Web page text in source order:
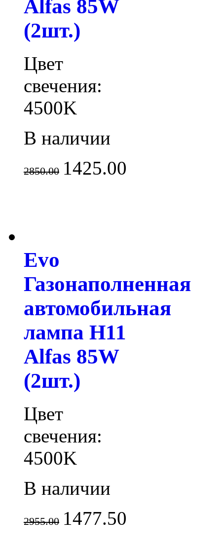
Alfas 85W
(2шт.)
Цвет
свечения:
4500K
В наличии
2850.00 1425.00
Evo
Газонаполненная
автомобильная
лампа H11
Alfas 85W
(2шт.)
Цвет
свечения:
4500K
В наличии
2955.00 1477.50